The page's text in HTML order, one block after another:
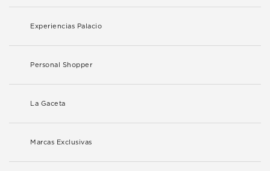
Experiencias Palacio
Personal Shopper
La Gaceta
Marcas Exclusivas